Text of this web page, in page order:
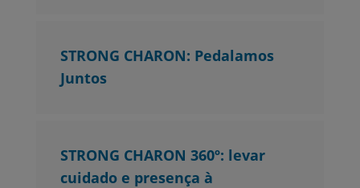
STRONG CHARON: Pedalamos
Juntos
STRONG CHARON 360º: levar
cuidado e presença à